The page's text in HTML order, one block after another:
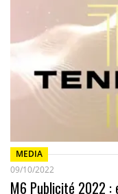
MEDIA
09/10/2022
M6 Publicité 2022